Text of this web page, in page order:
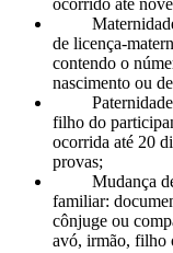
ocorrido até
Maternidade:
de licença-
contendo o
nascimento ou
Paternidade:
filho do
ocorrida até 20
provas;
Mudança de
familiar:
cônjuge ou
avó, irmão, filho